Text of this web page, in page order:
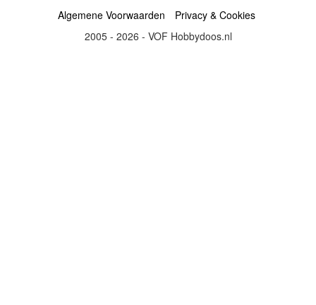
Algemene Voorwaarden
Privacy & Cookies
2005 - 2026 - VOF Hobbydoos.nl